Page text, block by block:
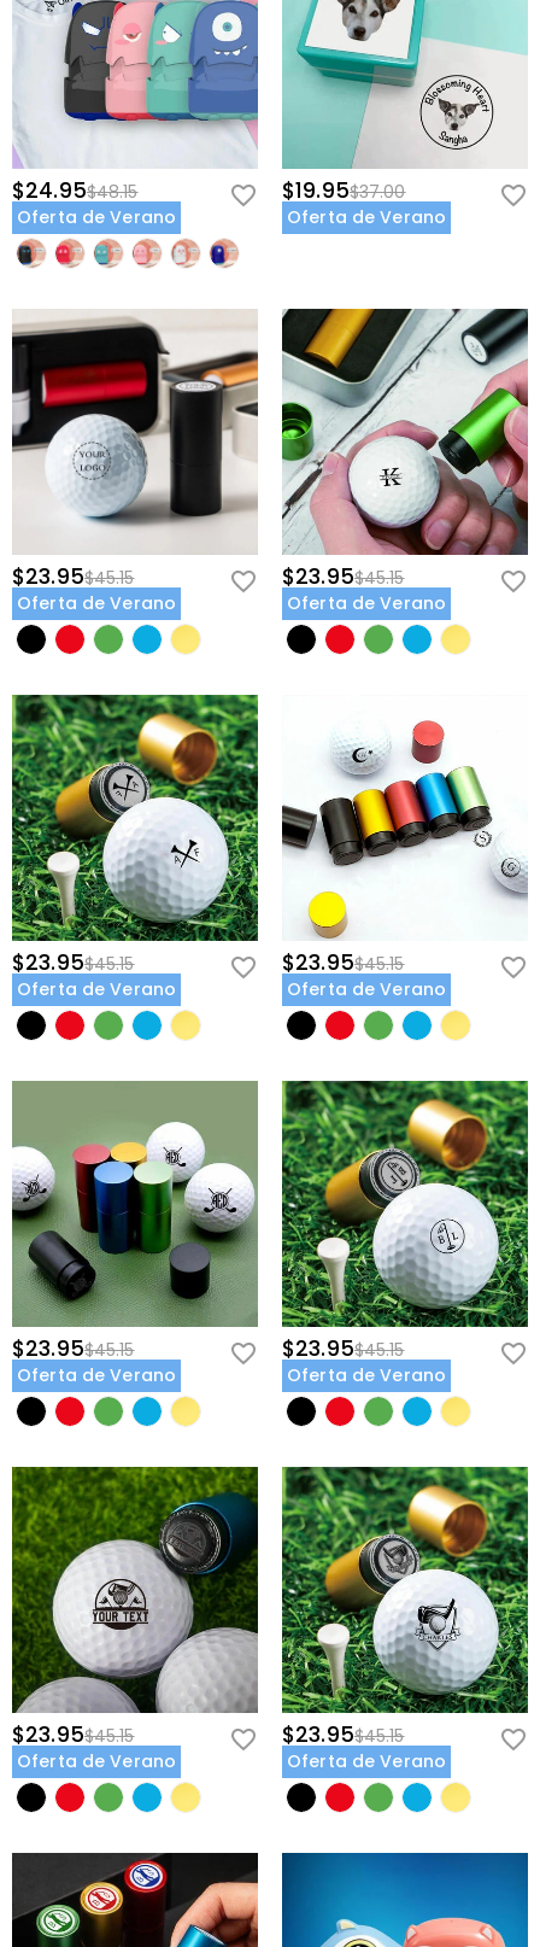
$24.95$48.15
Oferta de Verano
$19.95$37.00
Oferta de Verano
$23.95$45.15
Oferta de Verano
$23.95$45.15
Oferta de Verano
$23.95$45.15
Oferta de Verano
$23.95$45.15
Oferta de Verano
$23.95$45.15
Oferta de Verano
$23.95$45.15
Oferta de Verano
$23.95$45.15
Oferta de Verano
$23.95$45.15
Oferta de Verano